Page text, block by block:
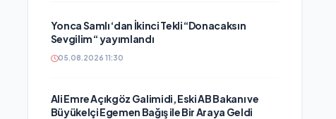
Yonca Samlı ‘dan İkinci Tekli “Donacaksın
Sevgilim “ yayımlandı
05.08.2026 11:30
Ali Emre Açıkgöz Galimidi, Eski AB Bakanı ve
Büyükelçi Egemen Bağış ile Bir Araya Geldi